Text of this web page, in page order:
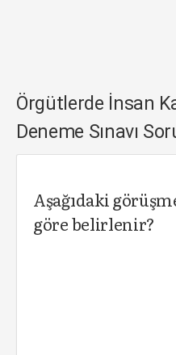
Örgütlerde İnsan
Deneme Sınavı
Aşağıdaki
göre belirlenir?